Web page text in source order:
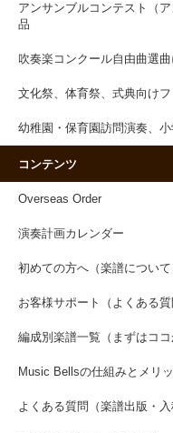
アンサンブルコンテスト（
品
吹奏楽コンクール自由曲選
文化祭、体育祭、式典向け
幼稚園・保育園訪問演奏、
コンテンツ
Overseas Order
演奏計画カレンダー
初めての方へ（楽譜について
お客様サポート（よくある質
編成別楽譜一覧（まずはココ
Music Bellsの仕組みとメリ
よくある質問（楽譜出版・入